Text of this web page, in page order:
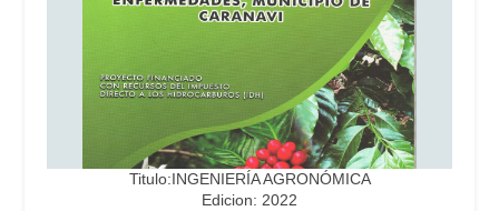
Titulo:INGENIERÍA AGRONÓMICA
Edicion: 2022